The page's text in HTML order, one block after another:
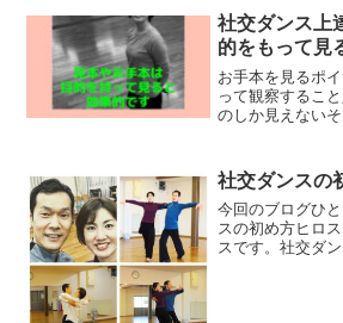
楽と一体になる
か。
社交ダンス上
的をもって見
お手本を見るポ
って観察するこ
のしか見えない
もりというよう
見ることが大切で
社交ダンスの
今回のブログひ
スの初め方ヒロ
スです。社交ダ